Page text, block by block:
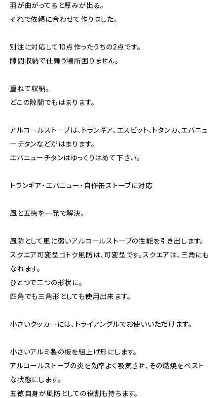
羽が曲がってると厚みが出る。
それで依頼に合わせて作りました。
別注に対応して10点作ったうちの2点です。
隙間収納で仕舞う場所困りません。
重ねて収納。
どこの隙間でもはまります。
アルコールストーブは、トランギア、エスビット、トタンカ、エバニュ
ーチタンなどがはまります。
エバニューチタンはゆっくりはめて下さい。
トランギア・エバニュー・自作缶ストーブに対応
風と五徳を一発で解決。
風防として風に弱いアルコールストーブの性能を引き出します。
スクエア可変型ゴトク風防は、可変型です。スクエアは、三角にも
なれます。
ひとつで二つの形状に。
四角でも三角形としても使用出来ます。
小さいクッカーには、トライアングルでお使いいただけます。
小さいアルミ製の板を組上げ形にします。
アルコールストーブの炎を効率よく吸気させ、その燃焼をベスト
な状態にします。
五徳自身が風防としての役割も持ちます。